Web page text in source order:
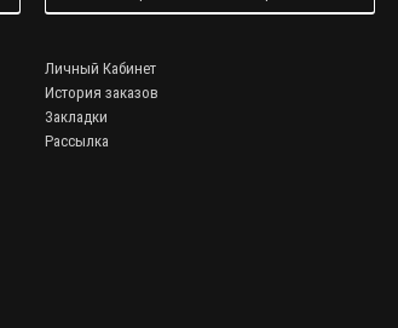
брендов!
Личный Кабинет
История заказов
Закладки
Рассылка